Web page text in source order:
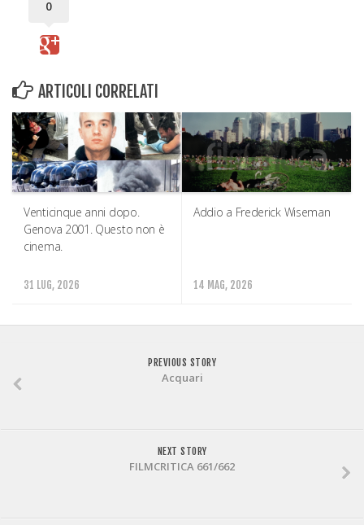
0
ARTICOLI CORRELATI
Venticinque anni dopo.
Genova 2001. Questo non è
cinema.
31 LUG, 2026
Addio a Frederick Wiseman
14 MAG, 2026
PREVIOUS STORY
Acquari
NEXT STORY
FILMCRITICA 661/662